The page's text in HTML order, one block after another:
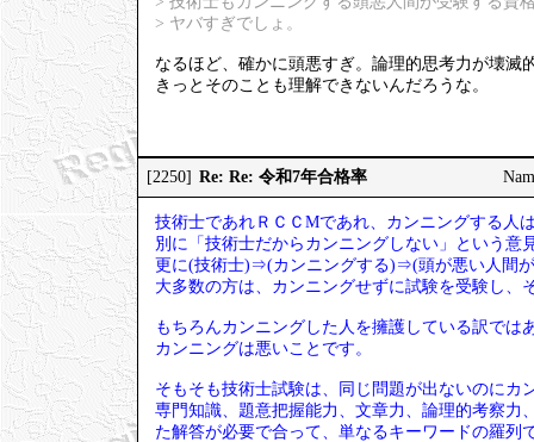
> ヤバすぎでしょ。
なるほど、確かに頭悪すぎ。論理的思考力が壊滅
きっとそのことも理解できないんだろうな。
[2250] Re: Re: 令和7年合格率
技術士であれＲＣＣМであれ、カンニングする人
別に「技術士だからカンニングしない」という意
更に(技術士)⇒(カンニングする)⇒(頭が悪い人間
大多数の方は、カンニングせずに試験を受験し、
もちろんカンニングした人を擁護している訳では
カンニングは悪いことです。
そもそも技術士試験は、同じ問題が出ないのにカ
専門知識、題意把握能力、文章力、論理的考察力
た解答が必要で合って、単なるキーワードの羅列